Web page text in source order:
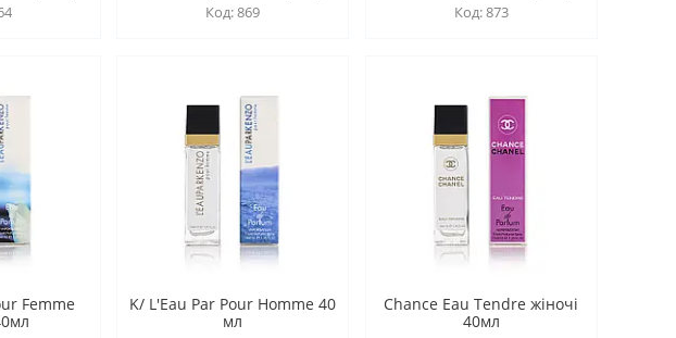
869
873
Femme
K/ L'Eau Par Pour Homme 40
мл
Chance Eau Tendre жіночі
40мл